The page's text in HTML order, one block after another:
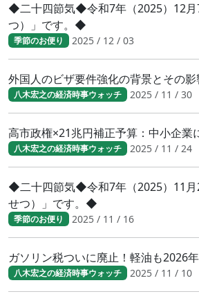
◆二十四節気◆令和7年（2025）12月
つ）」です。◆
季節のお便り 2025 / 12 / 03
外国人のビザ要件強化の背景とその影
八木宏之の経済時事ウォッチ 2025 / 11 / 30
高市政権×21兆円補正予算：中小企業
八木宏之の経済時事ウォッチ 2025 / 11 / 24
◆二十四節気◆令和7年（2025）11月
せつ）」です。◆
季節のお便り 2025 / 11 / 16
ガソリン税ついに廃止！軽油も2026
八木宏之の経済時事ウォッチ 2025 / 11 / 10